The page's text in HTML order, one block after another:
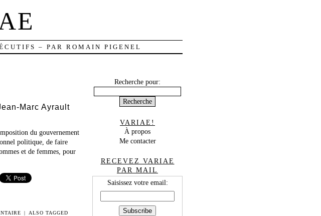
– PAR ROMAIN PIGENEL
Marc Ayrault
du gouvernement
politique, de faire
et de femmes, pour
|
ALSO TAGGED
Recherche pour:
VARIAE!
À propos
Me contacter
RECEVEZ VARIAE
PAR MAIL
Saisissez votre email: